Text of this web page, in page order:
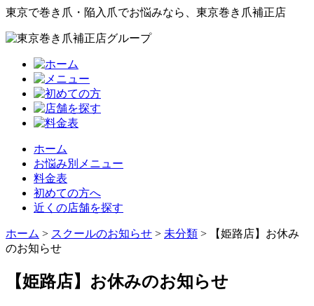
東京で巻き爪・陥入爪でお悩みなら、東京巻き爪補正店
ホーム
お悩み別メニュー
料金表
初めての方へ
近くの店舗を探す
ホーム > スクールのお知らせ > 未分類 >
【姫路店】お休み
のお知らせ
【姫路店】お休みのお知らせ